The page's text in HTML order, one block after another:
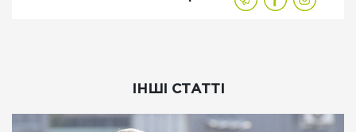
ІНШІ СТАТТІ